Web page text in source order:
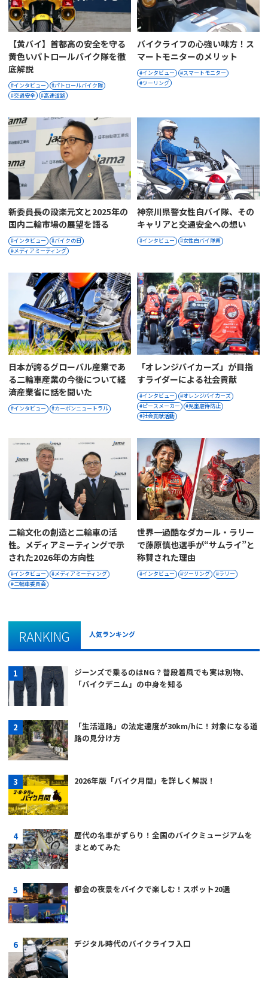
【黄バイ】首都高の安全を守る
黄色いパトロールバイク隊を徹
底解説
インタビュー
パトロールバイク隊
交通安全
高速道路
バイクライフの心強い味方！ス
マートモニターのメリット
インタビュー
スマートモニター
ツーリング
新委員長の設楽元文と2025年の
国内二輪市場の展望を語る
インタビュー
バイクの日
メディアミーティング
神奈川県警女性白バイ隊、その
キャリアと交通安全への想い
インタビュー 女性白バイ隊員
日本が誇るグローバル産業であ
る二輪車産業の今後について経
済産業省に話を聞いた
インタビュー カーボンニュートラル
「オレンジバイカーズ」が目指
すライダーによる社会貢献
インタビュー
オレンジバイカーズ
ピースメーカー
児童虐待防止
社会貢献活動
二輪文化の創造と二輪車の活
性。メディアミーティングで示
された2026年の方向性
インタビュー
メディアミーティング
二輪車委員会
世界一過酷なダカール・ラリー
で藤原慎也選手が“サムライ”と
称賛された理由
インタビュー ツーリング ラリー
RANKING 人気ランキング
ジーンズで乗るのはNG？普段着風でも実は別物、
「バイクデニム」の中身を知る
「生活道路」の法定速度が30km/hに！対象になる道
路の見分け方
2026年版「バイク月間」を詳しく解説！
歴代の名車がずらり！全国のバイクミュージアムを
まとめてみた
都会の夜景をバイクで楽しむ！スポット20選
デジタル時代のバイクライフ入口